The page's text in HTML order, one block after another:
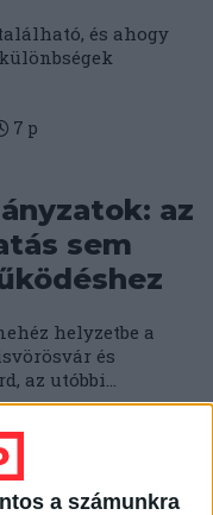
a számunkra
és ahogy
7 p
az
sem
helyzetbe a
és
az utóbbi...